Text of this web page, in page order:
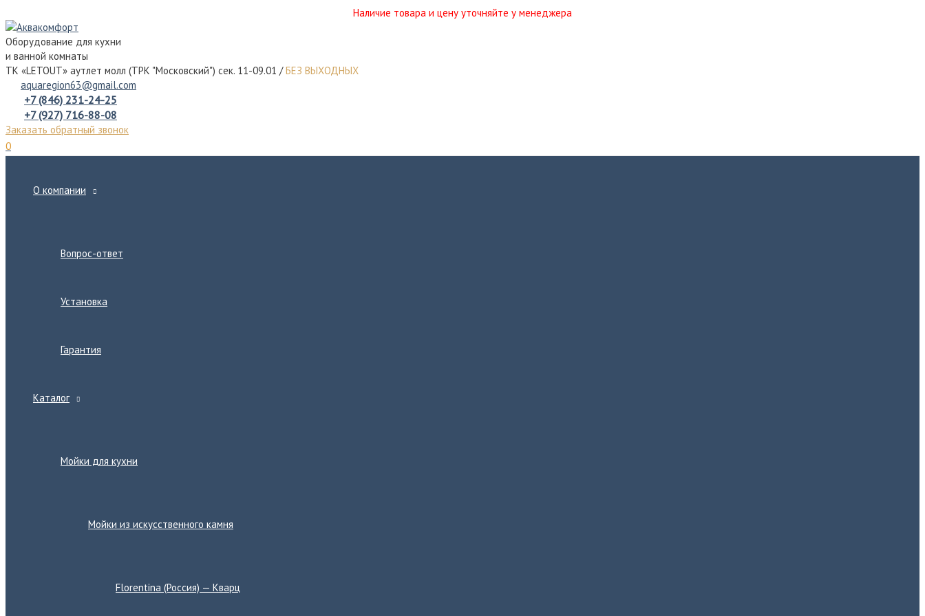
Наличие товара и цену уточняйте у менеджера
Перейти
к
содержимому
Оборудование для кухни
и ванной комнаты
ТК «LETOUT» аутлет молл (ТРК "Московский") сек. 11-09.01 /БЕЗ ВЫХОДНЫХ
aquaregion63@gmail.com
+7 (846) 231-24-25
+7 (927) 716-88-08
Заказать обратный звонок
0
О компании
Вопрос-ответ
Установка
Гарантия
Каталог
Мойки для кухни
Мойки из искусственного камня
Florentina (Россия) — Кварц